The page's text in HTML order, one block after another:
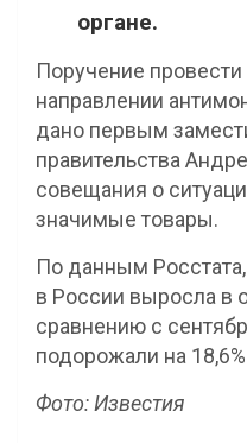
органе.
Поручение провести
направлении
дано первым
правительства
совещания о
значимые товары.
По данным
в России выросла в
сравнению с
подорожали на
Фото: Известия